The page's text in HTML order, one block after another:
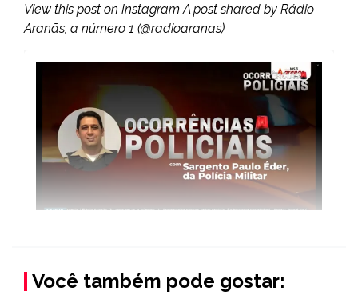
View this post on Instagram A post shared by Rádio
Aranãs, a número 1 (@radioaranas)
Você também pode gostar: